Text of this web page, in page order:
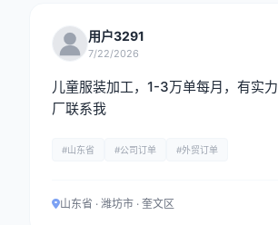
用户3291
7/22/2026
儿童服装加工，1-3万单每月，有实
厂联系我
#山东省 #公司订单 #外贸订单
山东省 · 潍坊市 · 奎文区